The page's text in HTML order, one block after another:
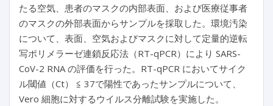
たる空気、患者のマスクの内部表面、および医療従事者
のマスクの外部表面からサンプルを採取した。環境汚染
について、表面、空気およびマスクに対して定量的逆転
写ポリメラーゼ連鎖反応法（RT-qPCR）により SARS-
CoV-2 RNA の評価を行った。RT-qPCR においてサイク
ル閾値（Ct） ≦ 37で陽性であったサンプルについて、
Vero 細胞に対するウイルス分離試験を実施した。